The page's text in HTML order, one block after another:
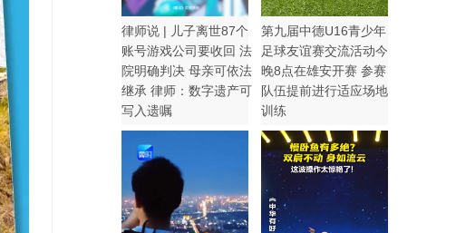
律师说 | 儿子离世87个
账号游戏公司要收回 法
院明确判决 母亲可依法
继承 律师：数字遗产可
写入遗嘱
第九届中德U16青少年
足球友谊赛交流活动今
晚8点在雄安开赛 参赛
队伍提前进行适应场地
训练